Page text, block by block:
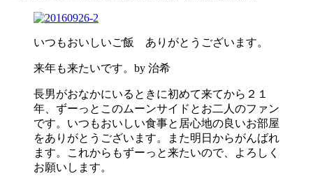
いつもおいしいご飯 ありがとうございます。
来年も来たいです。by 治希
長男がおなかにいるときに初めて来てから２１
年、ずーっとこのムーンサイドとお二人のファン
です。いつもおいしい食事と居心地の良いお部屋
をありがとうございます。また明日からがんばれ
ます。これからもずーっと来たいので、よろしく
お願いします。